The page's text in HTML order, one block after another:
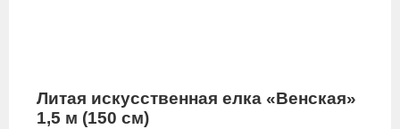
Литая искусственная елка «Венская»
1,5 м (150 см)